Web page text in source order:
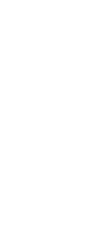
dag med sjov og